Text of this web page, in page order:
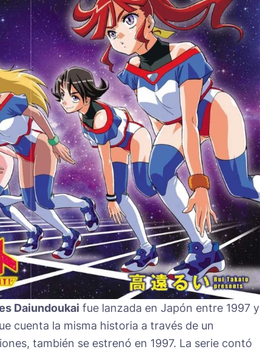
Daiundoukai fue lanzada en Japón entre 1997 y
cuenta la misma historia a través de un
también se estrenó en 1997. La serie contó